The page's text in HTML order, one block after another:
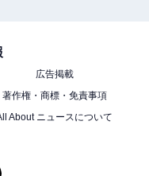
広告掲載
著作権・商標・免責事項
About ニュースについて